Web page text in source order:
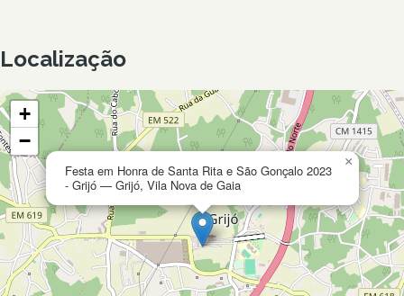
Localização
Festa em Honra de Santa Rita e São Gonçalo 2023
- Grijó — Grijó, Vila Nova de Gaia
×
+
−